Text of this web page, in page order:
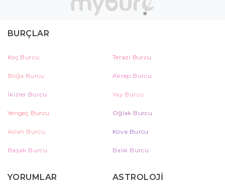
BURÇLAR
Koç Burcu Terazi Burcu
Boğa Burcu Akrep Burcu
İkizler Burcu Yay Burcu
Yengeç Burcu Oğlak Burcu
Aslan Burcu Kova Burcu
Başak Burcu Balık Burcu
YORUMLAR ASTROLOJİ